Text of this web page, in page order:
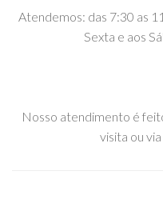
Atendemos: das 7:30 as
Sexta e aos
Nosso atendimento é
visita ou